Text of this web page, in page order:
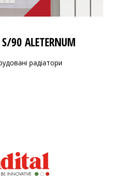
90 ALETERNUM
радіатори